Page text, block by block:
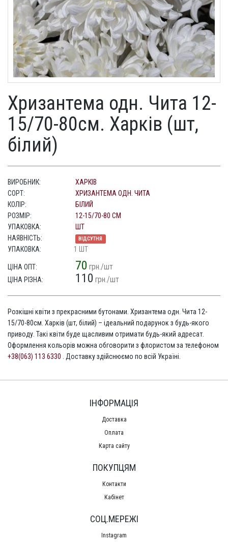
Хризантема одн. Чита 12-
15/70-80см. Харків (шт,
білий)
ВИРОБНИК:
ХАРКІВ
СОРТ:
ХРИЗАНТЕМА ОДН. ЧИТА
КОЛІР:
БІЛИЙ
РОЗМІР:
12-15/70-80 СМ
УПАКОВКА:
ШТ
НАЯВНІСТЬ:
ВІДСУТНЯ
УПАКОВКА: 1 ШТ
ЦІНА ОПТ: 70 грн./шт
ЦІНА РІЗНА: 110 грн./шт
Розкішні квіти з прекрасними бутонами. Хризантема одн. Чита 12-
15/70-80см. Харків (шт, білий) – ідеальний подарунок з будь-якого
приводу. Такі квіти буде щасливим отримати будь-який адресат.
Оформлення кольорів можна обговорити з флористом за телефоном
+38(063) 113 6330 . Доставку здійснюємо по всій Україні.
ІНФОРМАЦІЯ
Доставка
Оплата
Карта сайту
ПОКУПЦЯМ
Контакти
Кабінет
СОЦ.МЕРЕЖІ
Instagram